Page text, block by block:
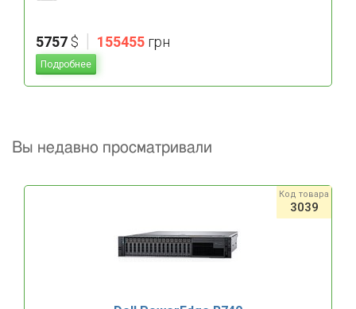
5757 $ | 155455 грн
Подробнее
Вы недавно просматривали
Код товара
3039